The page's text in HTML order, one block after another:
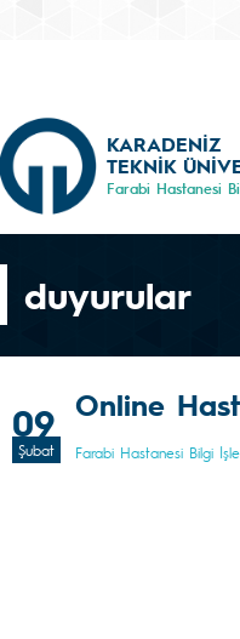
KARADENİZ
TEKNİK
Farabi Hastanesi
duyurular
09
Şubat
Online
Farabi Hastanesi Bilgi